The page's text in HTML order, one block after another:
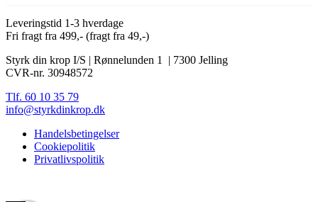
Leveringstid 1-3 hverdage
Fri fragt fra 499,- (fragt fra 49,-)
Styrk din krop I/S | Rønnelunden 1 | 7300 Jelling
CVR-nr. 30948572
Tlf. 60 10 35 79
info@styrkdinkrop.dk
Handelsbetingelser
Cookiepolitik
Privatlivspolitik